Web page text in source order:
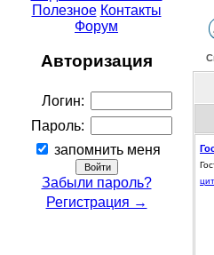
Полезное Контакты
Форум
Авторизация
Логин:
Пароль:
запомнить меня
Забыли пароль?
Регистрация →